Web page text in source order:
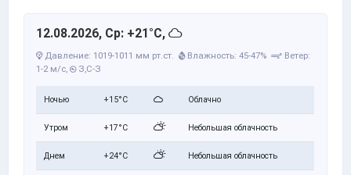
12.08.2026, Ср: +21°C,
Давление: 1019-1011 мм рт.ст. Влажность: 45-47%
Ветер:
1-2 м/с, З,С-З
Ночью +15°C Облачно
Утром +17°C Небольшая облачность
Днем +24°C Небольшая облачность